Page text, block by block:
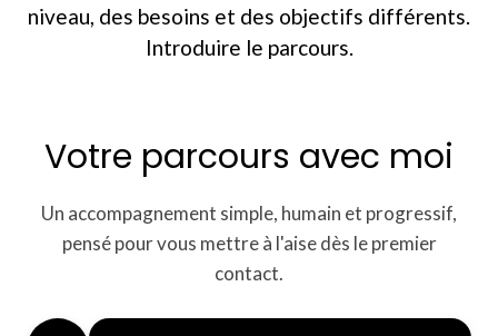
niveau, des besoins et des objectifs différents.
Introduire le parcours.
Votre parcours avec moi
Un accompagnement simple, humain et progressif,
pensé pour vous mettre à l'aise dès le premier
contact.